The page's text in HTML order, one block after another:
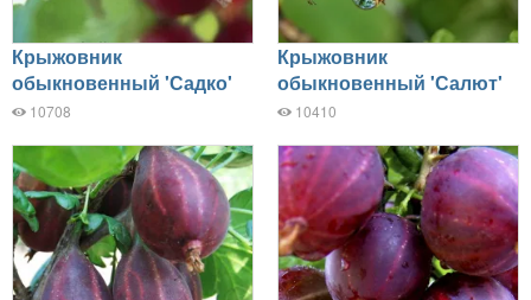
Крыжовник
обыкновенный 'Садко'
10708
Крыжовник
обыкновенный 'Салют'
10410